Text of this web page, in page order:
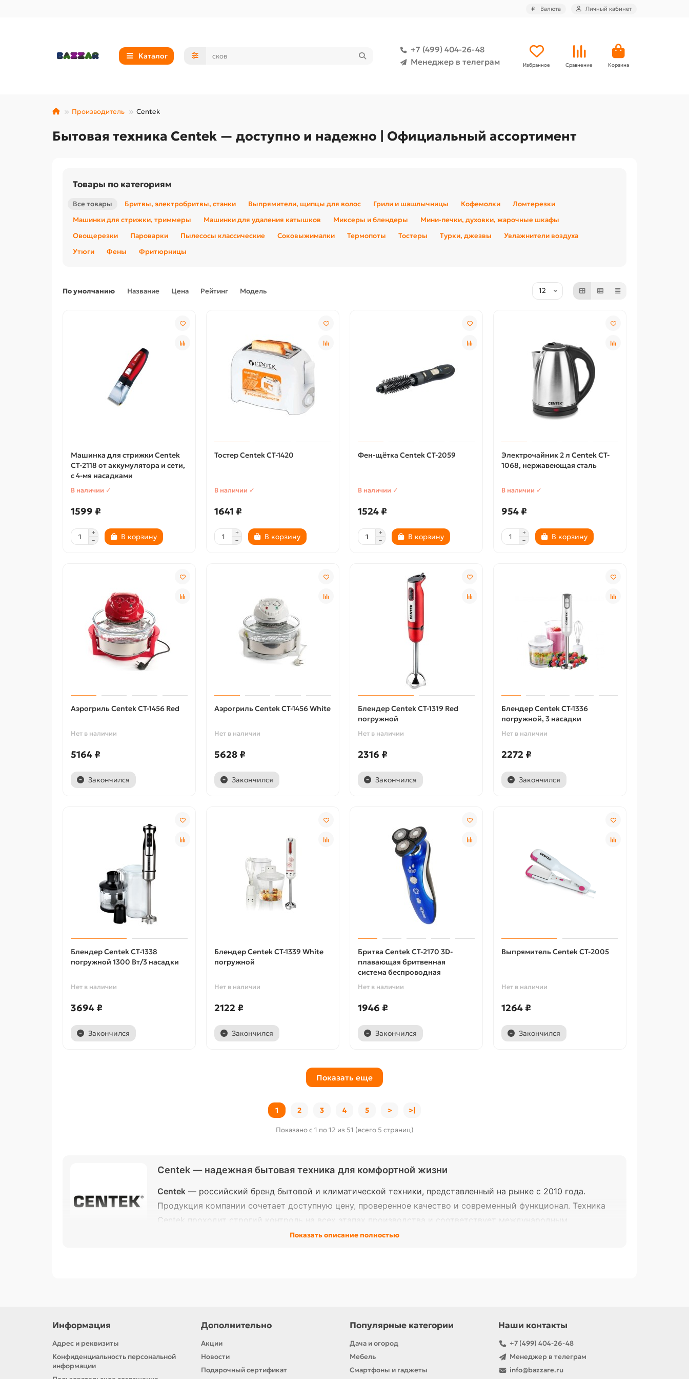
₽ Валюта Личный кабинет
Каталог
+7 (499) 404-26-48
Менеджер в телеграм
Избранное Сравнение Корзина
Производитель Centek
Бытовая техника Centek — доступно и надежно | Официальный ассортимент
Товары по категориям
Все товары Бритвы, электробритвы, станки Выпрямители, щипцы для волос Грили и шашлычницы Кофемолки
Ломтерезки
Машинки для стрижки, триммеры
Машинки для удаления катышков Миксеры и блендеры
Мини-печки, духовки, жарочные шкафы
Овощерезки
Пароварки Пылесосы классические Соковыжималки Термопоты Тостеры Турки, джезвы
Увлажнители воздуха
Утюги
Фены Фритюрницы
По умолчанию Название Цена Рейтинг Модель
Машинка для стрижки Centek
CT-2118 от аккумулятора и сети,
с 4-мя насадками
В наличии ✓
1599 ₽
В корзину
Тостер Centek CT-1420
В наличии ✓
1641 ₽
В корзину
Фен-щётка Centek CT-2059
В наличии ✓
1524 ₽
В корзину
Электрочайник 2 л Centek CT-
1068, нержавеющая сталь
В наличии ✓
954 ₽
В корзину
Аэрогриль Centek CT-1456 Red
Нет в наличии
5164 ₽
Закончился
Аэрогриль Centek CT-1456 White
Нет в наличии
5628 ₽
Закончился
Блендер Centek CT-1319 Red
погружной
Нет в наличии
2316 ₽
Закончился
Блендер Centek CT-1336
погружной, 3 насадки
Нет в наличии
2272 ₽
Закончился
Блендер Centek CT-1338
погружной 1300 Вт/3 насадки
Нет в наличии
3694 ₽
Закончился
Блендер Centek CT-1339 White
погружной
Нет в наличии
2122 ₽
Закончился
Бритва Centek CT-2170 3D-
плавающая бритвенная
система беспроводная
Нет в наличии
1946 ₽
Закончился
Выпрямитель Centek CT-2005
Нет в наличии
1264 ₽
Закончился
Показать еще
1 2 3 4 5 > >|
Показано с 1 по 12 из 51 (всего 5 страниц)
Centek — надежная бытовая техника для комфортной жизни
Centek — российский бренд бытовой и климатической техники, представленный на рынке с 2010 года.
Продукция компании сочетает доступную цену, проверенное качество и современный функционал. Техника
Centek проходит строгий контроль на всех этапах производства и соответствует международным
— это оптимальное соотношение цены и качества, гарантия надежности и широкий выбор техники для повседневного
Показать описание полностью
Информация
Адрес и реквизиты
Конфиденциальность персональной
информации
Дополнительно
Акции
Новости
Подарочный сертификат
Популярные категории
Дача и огород
Мебель
Смартфоны и гаджеты
Наши контакты
+7 (499) 404-26-48
Менеджер в телеграм
info@bazzare.ru